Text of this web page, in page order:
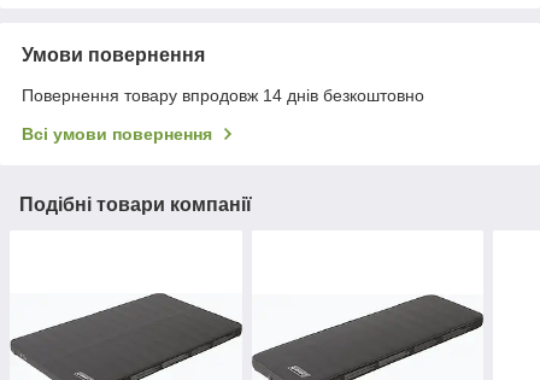
Умови повернення
Повернення товару впродовж 14 днів безкоштовно
Всі умови повернення
Подібні товари компанії